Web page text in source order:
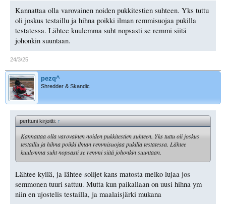
Kannattaa olla varovainen noiden pukkitestien suhteen. Yks tuttu
oli joskus testaillu ja hihna poikki ilman remmisuojaa pukilla
testatessa. Lähtee kuulemma suht nopsasti se remmi siitä
johonkin suuntaan.
24/3/25
pezq^
Shredder & Skandic
perttuni kirjoitti:↑
Kannattaa olla varovainen noiden pukkitestien suhteen. Yks tuttu oli joskus
testaillu ja hihna poikki ilman remmisuojaa pukilla testatessa. Lähtee
kuulemma suht nopsasti se remmi siitä johonkin suuntaan.
Lähtee kyllä, ja lähtee solijet kans matosta melko lujaa jos
semmonen tuuri sattuu. Mutta kun paikallaan on uusi hihna ym
niin en ujostelis testailla, ja maalaisjärki mukana